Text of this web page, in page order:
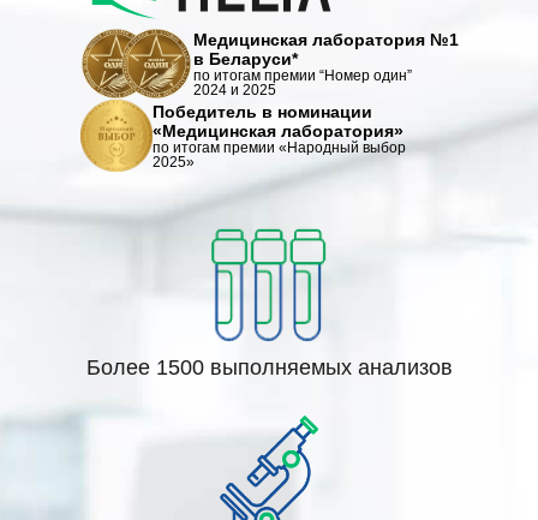
Медицинская лаборатория №1
в Беларуси*
по итогам премии “Номер один”
2024 и 2025
Победитель в номинации
«Медицинская лаборатория»
по итогам премии «Народный выбор
2025»
Более 1500 выполняемых анализов